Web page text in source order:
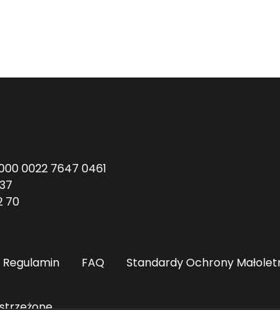
0022 7647 0461
70
Regulamin FAQ Standardy Ochrony